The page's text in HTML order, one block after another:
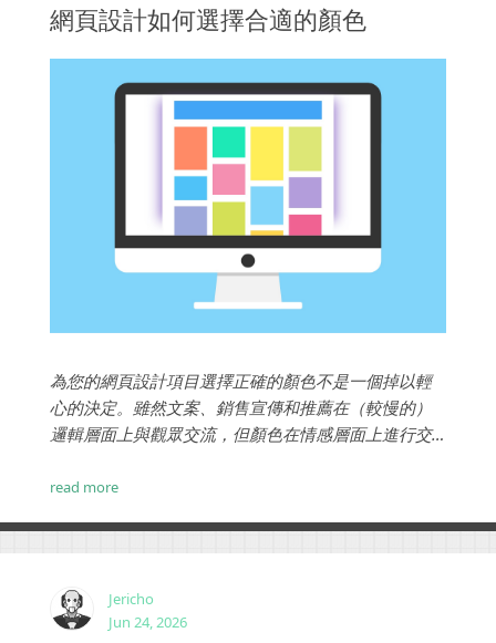
網頁設計如何選擇合適的顏色
為您的網頁設計項目選擇正確的顏色不是一個掉以輕
心的決定。雖然文案、銷售宣傳和推薦在（較慢的）
邏輯層面上與觀眾交流，但顏色在情感層面上進行交
看到的內容，並且可以對他們對品牌的總體看法產生
read more
Jericho
Jun 24, 2026